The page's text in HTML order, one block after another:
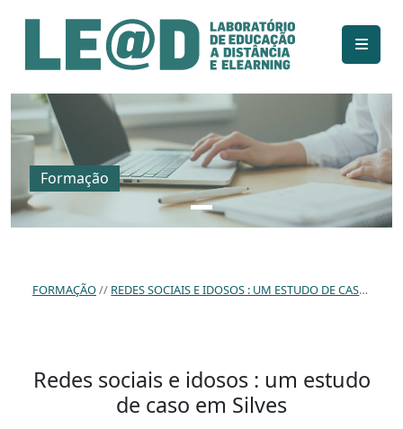
Ir para o conteúdo principal
Informações de acessibilidade
Mapa do site
Formação
FORMAÇÃO REDES SOCIAIS E IDOSOS : UM ESTUDO DE CASO EM SILVES
Redes sociais e idosos : um estudo
de caso em Silves